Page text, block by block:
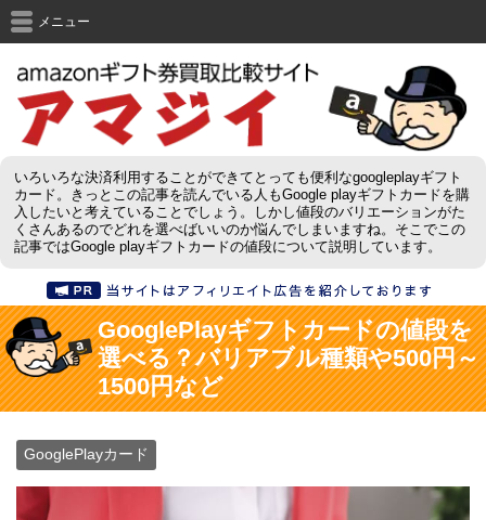
いろいろな決済利用することができてとっても便利なgoogleplayギフト
カード。きっとこの記事を読んでいる人もGoogle playギフトカードを購
入したいと考えていることでしょう。しかし値段のバリエーションがた
くさんあるのでどれを選べばいいのか悩んでしまいますね。そこでこの
記事ではGoogle playギフトカードの値段について説明しています。
メニュー
GooglePlayギフトカードの値段を
選べる？バリアブル種類や500円～
1500円など
GooglePlayカード